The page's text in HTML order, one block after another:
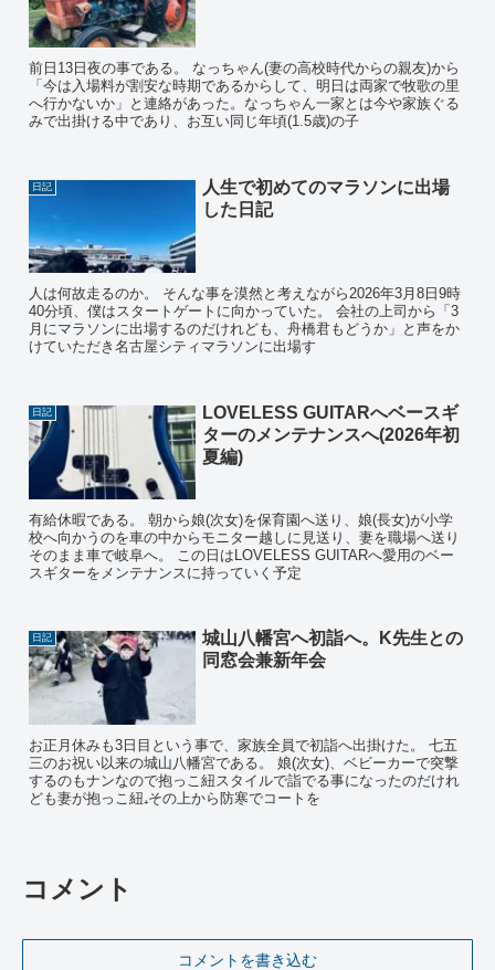
前日13日夜の事である。 なっちゃん(妻の高校時代からの親友)から
「今は入場料が割安な時期であるからして、明日は両家で牧歌の里
へ行かないか」と連絡があった。なっちゃん一家とは今や家族ぐる
みで出掛ける中であり、お互い同じ年頃(1.5歳)の子
日記
人生で初めてのマラソンに出場
した日記
人は何故走るのか。 そんな事を漠然と考えながら2026年3月8日9時
40分頃、僕はスタートゲートに向かっていた。 会社の上司から「3
月にマラソンに出場するのだけれども、舟橋君もどうか」と声をか
けていただき名古屋シティマラソンに出場す
日記
LOVELESS GUITARへベースギ
ターのメンテナンスへ(2026年初
夏編)
有給休暇である。 朝から娘(次女)を保育園へ送り、娘(長女)が小学
校へ向かうのを車の中からモニター越しに見送り、妻を職場へ送り
そのまま車で岐阜へ。 この日はLOVELESS GUITARへ愛用のベー
スギターをメンテナンスに持っていく予定
日記
城山八幡宮へ初詣へ。K先生との
同窓会兼新年会
お正月休みも3日目という事で、家族全員で初詣へ出掛けた。 七五
三のお祝い以来の城山八幡宮である。 娘(次女)、ベビーカーで突撃
するのもナンなので抱っこ紐スタイルで詣でる事になったのだけれ
ども妻が抱っこ紐₊その上から防寒でコートを
コメント
コメントを書き込む